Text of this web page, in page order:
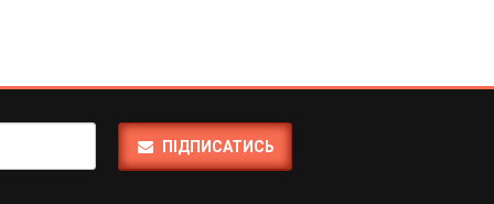
ПІДПИСАТИСЬ